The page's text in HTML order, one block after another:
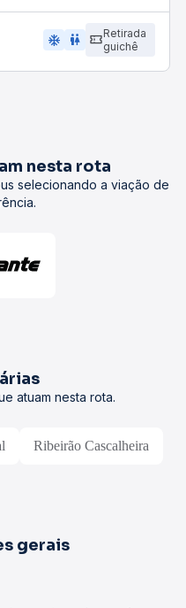
ac_unit wc
Retirada
guichê
nesta rota
selecionando a viação de
atuam nesta rota.
Ribeirão Cascalheira
gerais